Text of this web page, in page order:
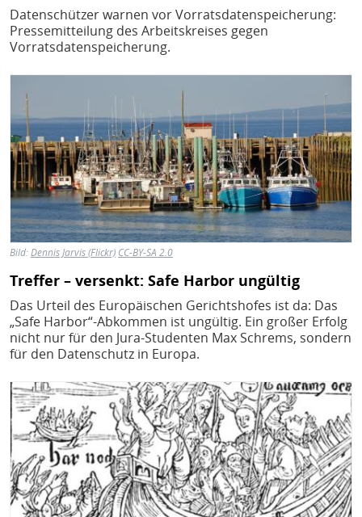
Datenschützer warnen vor Vorratsdatenspeicherung:
Pressemitteilung des Arbeitskreises gegen
Vorratsdatenspeicherung.
Bild
Bild:Dennis Jarvis (Flickr) CC-BY-SA 2.0
Treffer – versenkt: Safe Harbor ungültig
Das Urteil des Europäischen Gerichtshofes ist da: Das
„Safe Harbor“-Abkommen ist ungültig. Ein großer Erfolg
nicht nur für den Jura-Studenten Max Schrems, sondern
für den Datenschutz in Europa.
Bild